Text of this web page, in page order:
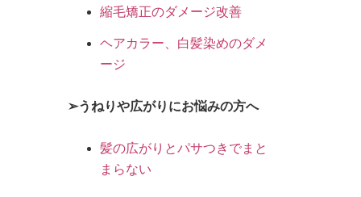
縮毛矯正のダメージ改善
ヘアカラー、白髪染めのダメ
ージ
➢うねりや広がりにお悩みの方へ
髪の広がりとパサつきでまと
まらない